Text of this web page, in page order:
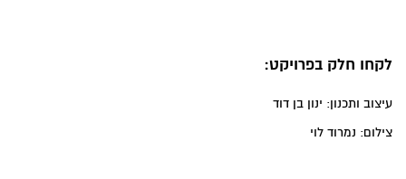
לקחו חלק בפרויקט:
עיצוב ותכנון: ינון בן דוד
צילום: נמרוד לוי